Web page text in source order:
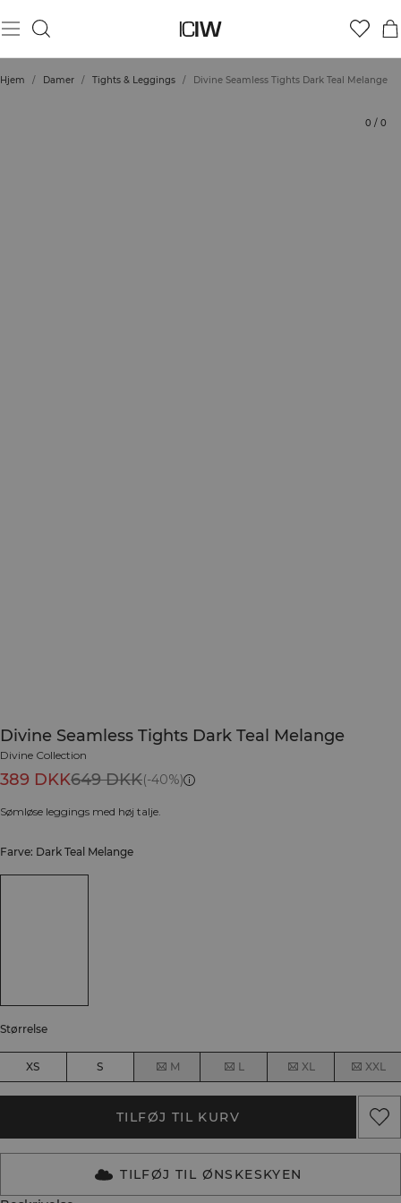
Hjem / Damer / Tights & Leggings / Divine Seamless Tights Dark Teal Melange
0 / 0
Divine Seamless Tights Dark Teal Melange
Divine Collection
389 DKK649 DKK(-40%)
Sømløse leggings med høj talje.
Farve: Dark Teal Melange
Størrelse
XS S M L XL XXL
TILFØJ TIL KURV
TILFØJ TIL ØNSKESKYEN